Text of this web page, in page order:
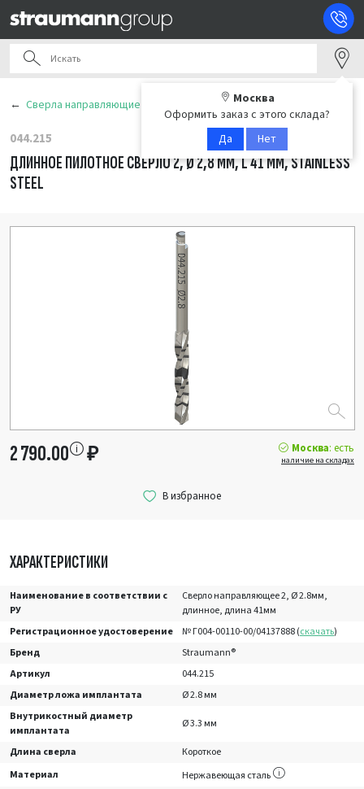
Москва
Оформить заказ с этого склада?
Да
Нет
Сверла направляющие
044.215
ДЛИННОЕ ПИЛОТНОЕ СВЕРЛО 2, Ø 2,8 ММ, L 41 ММ, STAINLESS
STEEL
ХАРАКТЕРИСТИКИ
Наименование в соответствии с
РУ
Сверло направляющее 2, Ø 2.8мм,
длинное, длина 41мм
Регистрационное удостоверение
№ Г004-00110-00/04137888 (скачать)
Бренд
Straumann®
Артикул
044.215
Диаметр ложа имплантата
Ø 2.8 мм
Внутрикостный диаметр
имплантата
Ø 3.3 мм
Длина сверла
Короткое
Материал
Нержавеющая сталь
2 790.00 ₽ Москва: есть
наличие на складах